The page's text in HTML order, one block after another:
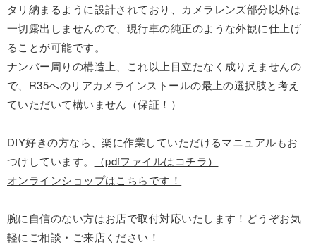
タリ納まるように設計されており、カメラレンズ部分以外は
一切露出しませんので、現行車の純正のような外観に仕上げ
ることが可能です。
ナンバー周りの構造上、これ以上目立たなく成りえませんの
で、R35へのリアカメラインストールの最上の選択肢と考え
ていただいて構いません（保証！）
DIY好きの方なら、楽に作業していただけるマニュアルもお
つけしています。
（pdfファイルはコチラ）
オンラインショップはこちらです！
腕に自信のない方はお店で取付対応いたします！どうぞお気
軽にご相談・ご来店ください！